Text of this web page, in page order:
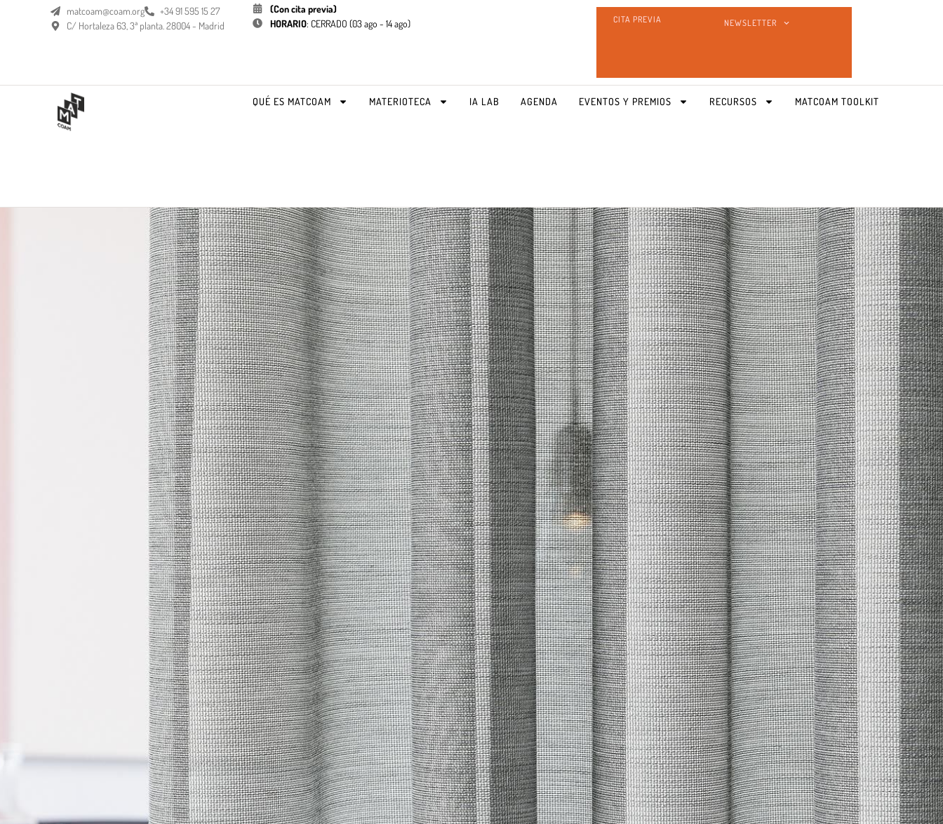
matcoam@coam.org
+34 91 595 15 27
C/ Hortaleza 63, 3ª planta. 28004 - Madrid
(Con cita previa)
HORARIO: CERRADO (03 ago - 14 ago) CITA PREVIA NEWSLETTER
QUÉ ES MATCOAM MATERIOTECA IA LAB AGENDA EVENTOS Y PREMIOS RECURSOS MATCOAM TOOLKIT